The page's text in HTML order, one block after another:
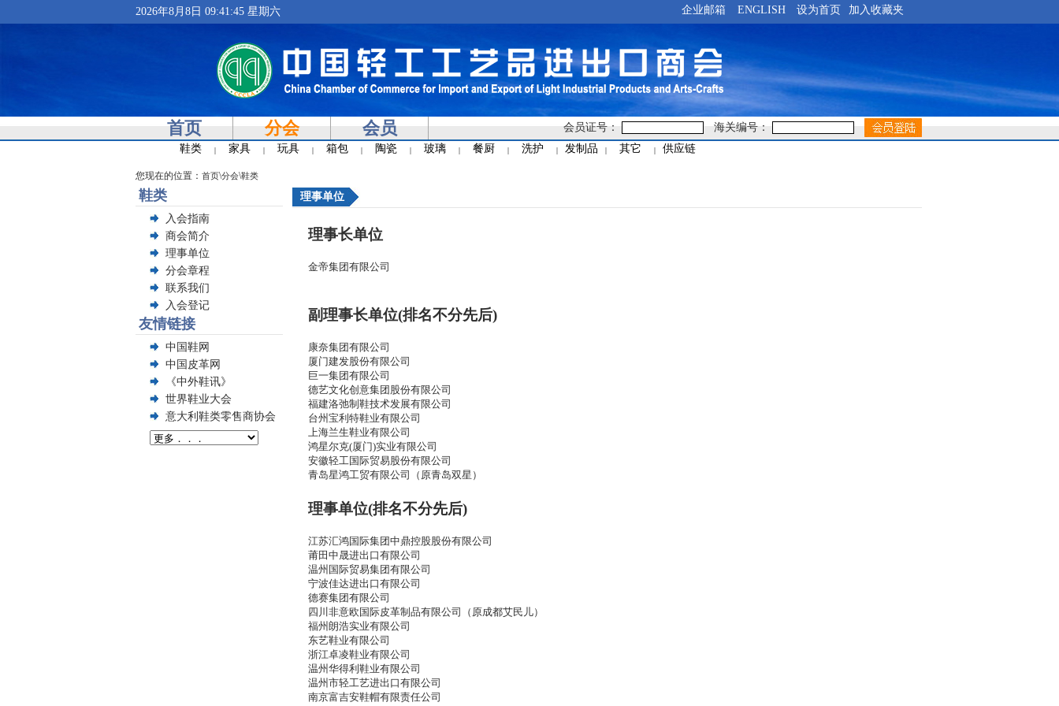
2026年8月8日 09:41:46 星期六 企业邮箱 ENGLISH 设为首页 加入收藏夹
首页 分会
鞋类 | 家具 | 玩具 | 箱包 | 陶瓷 | 玻璃 | 餐厨 | 洗护 | 发制品 | 其它 | 供应链
会员 会员证号： 海关编号：
您现在的位置： 首页\分会\鞋类
鞋类
入会指南
商会简介
理事单位
分会章程
联系我们
入会登记
友情链接
中国鞋网
中国皮革网
《中外鞋讯》
世界鞋业大会
意大利鞋类零售商协会
理事单位
理事长单位
金帝集团有限公司
副理事长单位(排名不分先后)
康奈集团有限公司
厦门建发股份有限公司
巨一集团有限公司
德艺文化创意集团股份有限公司
福建洛弛制鞋技术发展有限公司
台州宝利特鞋业有限公司
上海兰生鞋业有限公司
鸿星尔克(厦门)实业有限公司
安徽轻工国际贸易股份有限公司
青岛星鸿工贸有限公司（原青岛双星）
理事单位(排名不分先后)
江苏汇鸿国际集团中鼎控股股份有限公司
莆田中晟进出口有限公司
温州国际贸易集团有限公司
宁波佳达进出口有限公司
德赛集团有限公司
四川非意欧国际皮革制品有限公司（原成都艾民儿）
福州朗浩实业有限公司
东艺鞋业有限公司
浙江卓凌鞋业有限公司
温州华得利鞋业有限公司
温州市轻工艺进出口有限公司
南京富吉安鞋帽有限责任公司